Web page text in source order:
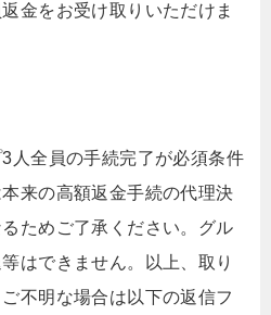
金をお受け取りいただけま
人全員の手続完了が必須条件
来の高額返金手続の代理決
ためご了承ください。グル
はできません。以上、取り
不明な場合は以下の返信フ